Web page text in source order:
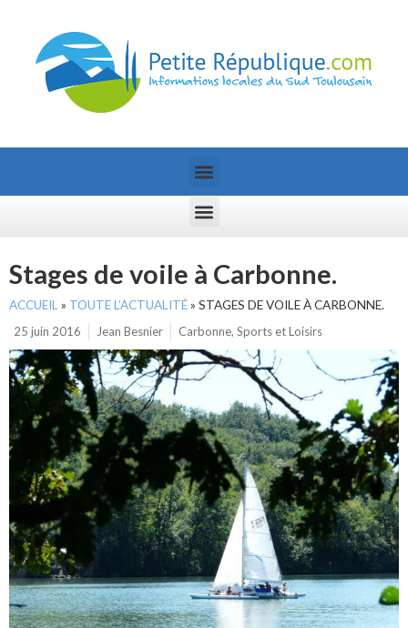
Stages de voile à Carbonne.
ACCUEIL » TOUTE L’ACTUALITÉ» STAGES DE VOILE À CARBONNE.
25 juin 2016
Jean Besnier Carbonne, Sports et Loisirs